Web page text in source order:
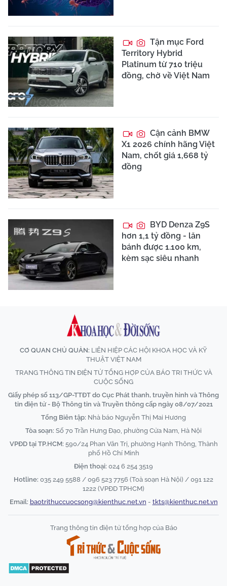
Tận mục Ford
Territory Hybrid
Platinum từ 710 triệu
đồng, chờ về Việt Nam
Cận cảnh BMW
X1 2026 chính hãng Việt
Nam, chốt giá 1,668 tỷ
đồng
BYD Denza Z9S
hơn 1,1 tỷ đồng - lăn
bánh được 1.100 km,
kèm sạc siêu nhanh
CƠ QUAN CHỦ QUẢN: LIÊN HIỆP CÁC HỘI KHOA HỌC VÀ KỸ
THUẬT VIỆT NAM
TRANG THÔNG TIN ĐIỆN TỬ TỔNG HỢP CỦA BÁO TRI THỨC VÀ
CUỘC SỐNG
Giấy phép số 113/GP-TTĐT do Cục Phát thanh, truyền hình và Thông
tin điện tử - Bộ Thông tin và Truyền thông cấp ngày 08/07/2021
Tổng Biên tập: Nhà báo Nguyễn Thị Mai Hương
Tòa soạn: Số 70 Trần Hưng Đạo, phường Cửa Nam, Hà Nội
VPĐD tại TP.HCM: 590/24 Phan Văn Trị, phường Hạnh Thông, Thành
phố Hồ Chí Minh
Điện thoại: 024 6 254 3519
Hotline: 035 249 5588 / 096 523 7756 (Toà soạn Hà Nội) / 091 122
1222 (VPĐD TPHCM)
Email: baotrithuccuocsong@kienthuc.net.vn - tkts@kienthuc.net.vn
Trang thông tin điện tử tổng hợp của Báo